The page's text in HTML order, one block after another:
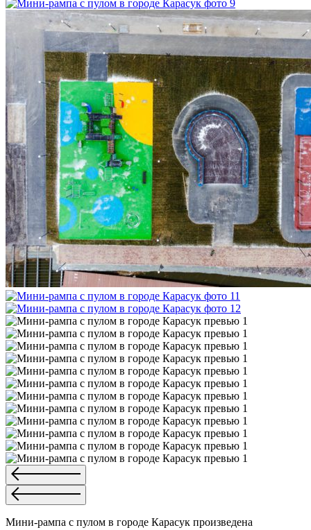
Мини-рампа с пулом в городе Карасук произведена